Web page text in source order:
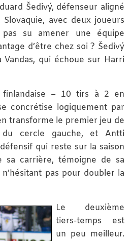
Šedivý, défenseur aligné
avec deux joueurs
pas su amener une équipe
d’être chez soi ? Šedivý
qui échoue sur Harri
finlandaise – 10 tirs à 2 en
concrétise logiquement par
transforme le premier jeu de
du cercle gauche, et Antti
qui reste sur la saison
sa carrière, témoigne de sa
pas pour doubler la
Le deuxième
tiers-temps est
un peu meilleur.